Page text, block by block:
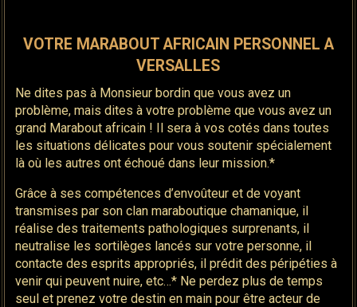
VOTRE MARABOUT AFRICAIN PERSONNEL A
VERSALLES
Ne dites pas à Monsieur bordin que vous avez un
problème, mais dites à votre problème que vous avez un
grand Marabout africain ! Il sera à vos cotés dans toutes
les situations délicates pour vous soutenir spécialement
là où les autres ont échoué dans leur mission.*
Grâce à ses compétences d’envoûteur et de voyant
transmises par son clan maraboutique chamanique, il
réalise des traitements pathologiques surprenants, il
neutralise les sortilèges lancés sur votre personne, il
contacte des esprits appropriés, il prédit des péripéties à
venir qui peuvent nuire, etc…* Ne perdez plus de temps
seul et prenez votre destin en main pour être acteur de